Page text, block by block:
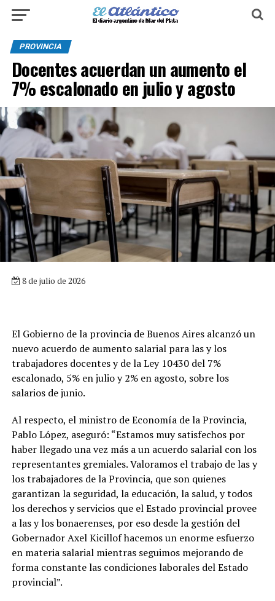
PROVINCIA
Docentes acuerdan un aumento el
7% escalonado en julio y agosto
8 de julio de 2026
El Gobierno de la provincia de Buenos Aires alcanzó un
nuevo acuerdo de aumento salarial para las y los
trabajadores docentes y de la Ley 10430 del 7%
escalonado, 5% en julio y 2% en agosto, sobre los
salarios de junio.
Al respecto, el ministro de Economía de la Provincia,
Pablo López, aseguró: “Estamos muy satisfechos por
haber llegado una vez más a un acuerdo salarial con los
representantes gremiales. Valoramos el trabajo de las y
los trabajadores de la Provincia, que son quienes
garantizan la seguridad, la educación, la salud, y todos
los derechos y servicios que el Estado provincial provee
a las y los bonaerenses, por eso desde la gestión del
Gobernador Axel Kicillof hacemos un enorme esfuerzo
en materia salarial mientras seguimos mejorando de
forma constante las condiciones laborales del Estado
provincial”.